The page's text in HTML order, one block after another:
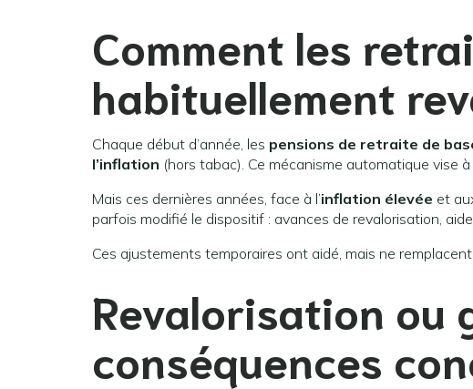
Comment les
habituellement
Chaque début d’année, les pensions de retraite de
l’inflation (hors tabac). Ce mécanisme automatique vise
Mais ces dernières années, face à l’inflation élevée et
parfois modifié le dispositif : avances de revalorisation,
Ces ajustements temporaires ont aidé, mais ne
Revalorisation ou
conséquences